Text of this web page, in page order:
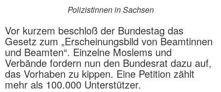
Polizistinnen in Sachsen
Vor kurzem beschloß der Bundestag das
Gesetz zum „Erscheinungsbild von Beamtinnen
und Beamten“. Einzelne Moslems und
Verbände fordern nun den Bundesrat dazu auf,
das Vorhaben zu kippen. Eine Petition zählt
mehr als 100.000 Unterstützer.